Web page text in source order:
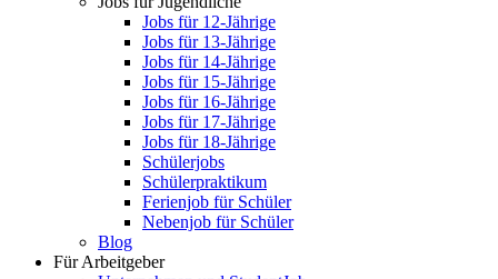
Jobs für 12-Jährige
Jobs für 13-Jährige
Jobs für 14-Jährige
Jobs für 15-Jährige
Jobs für 16-Jährige
Jobs für 17-Jährige
Jobs für 18-Jährige
Schülerjobs
Schülerpraktikum
Ferienjob für Schüler
Nebenjob für Schüler
Blog
Für Arbeitgeber